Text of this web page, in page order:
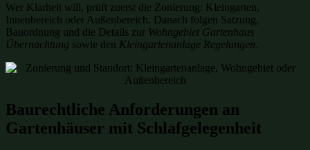
Wer Klarheit will, prüft zuerst die Zonierung: Kleingarten,
Innenbereich oder Außenbereich. Danach folgen Satzung,
Bauordnung und die Details zur Wohngebiet Gartenhaus
Übernachtung sowie den Kleingartenanlage Regelungen.
Baurechtliche Anforderungen an
Gartenhäuser mit Schlafgelegenheit